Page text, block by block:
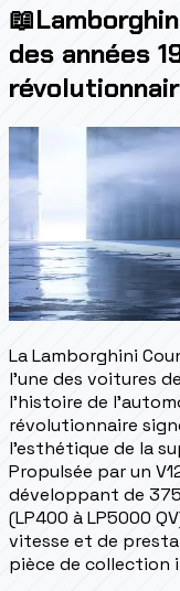
📖
des années
La Lamborghini
l'une des voitures
l'histoire de
révolutionnaire
l'esthétique de la
Propulsée par un
développant de
(LP400 à LP5000
vitesse et de
pièce de collection